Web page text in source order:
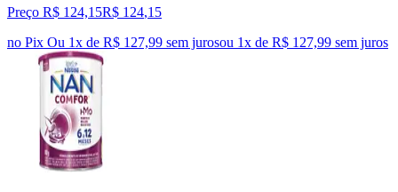
Preço R$ 124,15R$ 124,15
no Pix Ou 1x de R$ 127,99 sem jurosou 1x de R$ 127,99 sem juros